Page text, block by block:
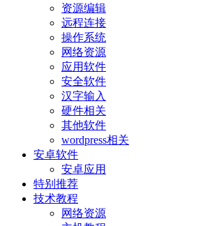
资源编辑
远程连接
操作系统
网络资源
应用软件
安全软件
汉字输入
硬件相关
其他软件
wordpress相关
安卓软件
安卓应用
特别推荐
技术教程
网络资源